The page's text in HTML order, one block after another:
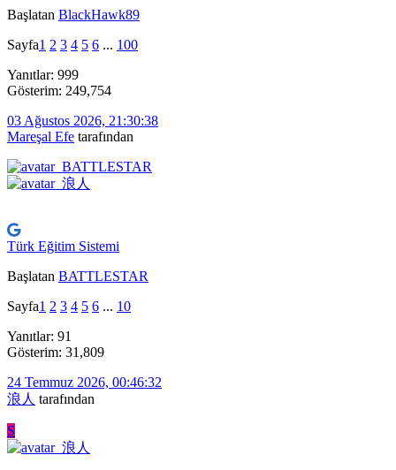
Başlatan BlackHawk89
Sayfa1 2 3 4 5 6 ... 100
Yanıtlar: 999
Gösterim: 249,754
03 Ağustos 2026, 21:30:38
Mareşal Efe tarafından
Türk Eğitim Sistemi
Başlatan BATTLESTAR
Sayfa1 2 3 4 5 6 ... 10
Yanıtlar: 91
Gösterim: 31,809
24 Temmuz 2026, 00:46:32
浪人 tarafından
S